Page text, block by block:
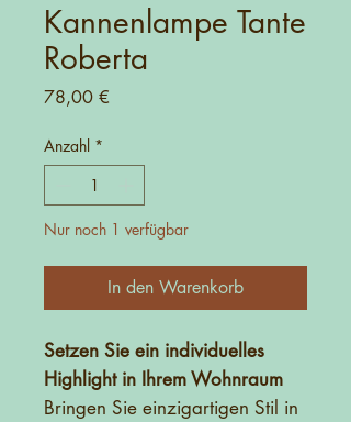
Kannenlampe Tante
Roberta
78,00 €
Anzahl *
Nur noch 1 verfügbar
In den Warenkorb
Setzen Sie ein individuelles
Highlight in Ihrem Wohnraum
Bringen Sie einzigartigen Stil in